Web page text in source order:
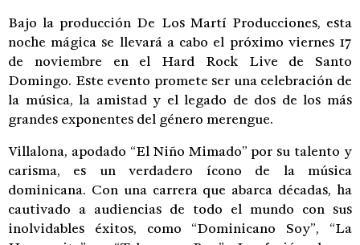
Bajo la producción De Los Martí Producciones, esta
noche mágica se llevará a cabo el próximo viernes 17
de noviembre en el Hard Rock Live de Santo
Domingo. Este evento promete ser una celebración de
la música, la amistad y el legado de dos de los más
grandes exponentes del género merengue.
Villalona, apodado “El Niño Mimado” por su talento y
carisma, es un verdadero ícono de la música
dominicana. Con una carrera que abarca décadas, ha
cautivado a audiencias de todo el mundo con sus
inolvidables éxitos, como “Dominicano Soy”, “La